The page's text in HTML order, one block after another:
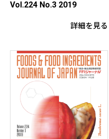
Vol.224 No.3 2019
詳細を見る